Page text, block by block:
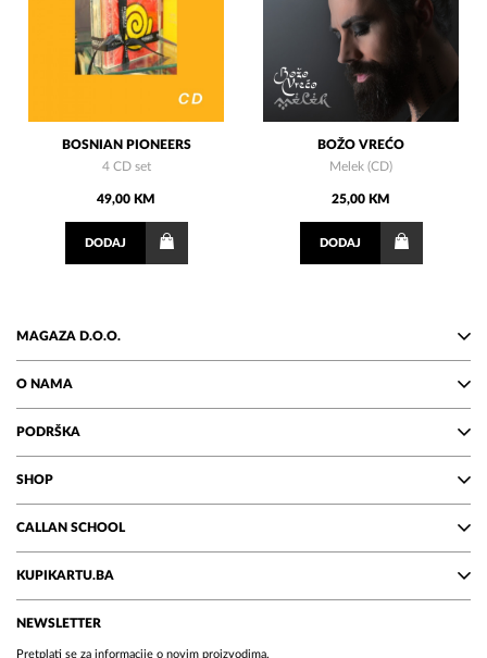
BOSNIAN PIONEERS
4 CD set
49,00 KM
DODAJ
BOŽO VREĆO
Melek (CD)
25,00 KM
DODAJ
MAGAZA D.O.O.
O NAMA
PODRŠKA
SHOP
CALLAN SCHOOL
KUPIKARTU.BA
NEWSLETTER
Pretplati se za informacije o novim proizvodima.